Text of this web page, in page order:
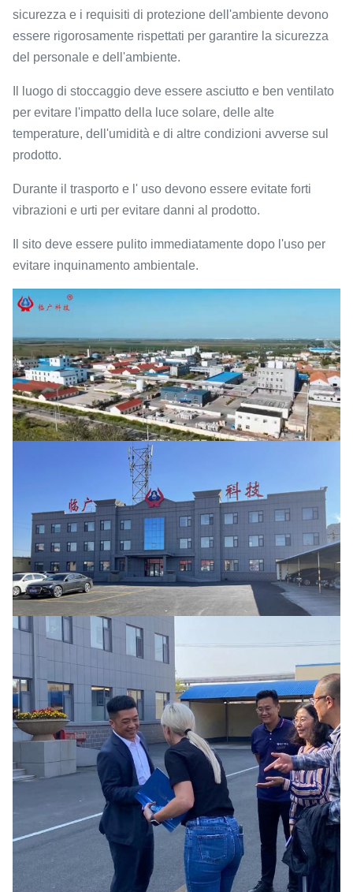
sicurezza e i requisiti di protezione dell'ambiente devono
essere rigorosamente rispettati per garantire la sicurezza
del personale e dell'ambiente.
Il luogo di stoccaggio deve essere asciutto e ben ventilato
per evitare l'impatto della luce solare, delle alte
temperature, dell'umidità e di altre condizioni avverse sul
prodotto.
Durante il trasporto e l' uso devono essere evitate forti
vibrazioni e urti per evitare danni al prodotto.
Il sito deve essere pulito immediatamente dopo l'uso per
evitare inquinamento ambientale.